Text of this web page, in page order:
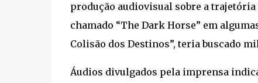
produção audiovisual sobre a
chamado “The Dark Horse” em
Colisão dos Destinos”, teria buscado
Áudios divulgados pela imprensa